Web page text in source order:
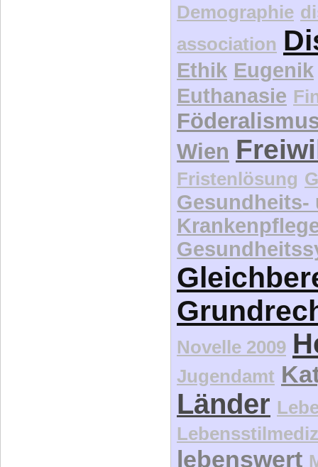
Demographie
association
Ethik Eugenik
Euthanasie
Wien
Fristenlösung
Gesundheits-
Novelle 2009
Jugendamt
Länder
lebenswert